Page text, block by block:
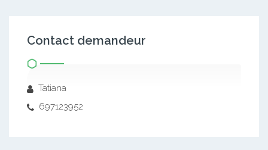
Contact demandeur
Tatiana
697123952